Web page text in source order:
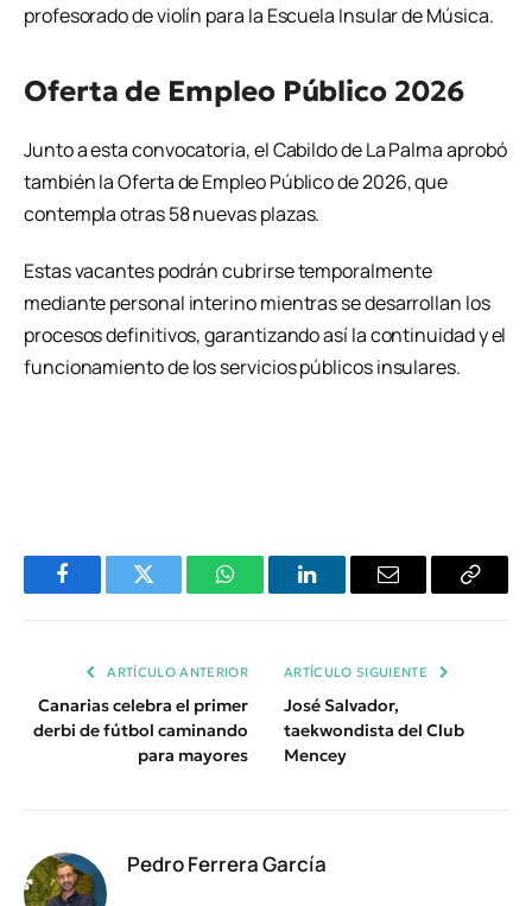
profesorado de violín para la Escuela Insular de Música.
Oferta de Empleo Público 2026
Junto a esta convocatoria, el Cabildo de La Palma aprobó
también la Oferta de Empleo Público de 2026, que
contempla otras 58 nuevas plazas.
Estas vacantes podrán cubrirse temporalmente
mediante personal interino mientras se desarrollan los
procesos definitivos, garantizando así la continuidad y el
funcionamiento de los servicios públicos insulares.
FacebookTwitter WhatsAppLinkedInEmail
Copiar
ARTÍCULO ANTERIOR
Canarias celebra el primer
derbi de fútbol caminando
para mayores
ARTÍCULO SIGUIENTE
José Salvador,
taekwondista del Club
Mencey
Pedro Ferrera García